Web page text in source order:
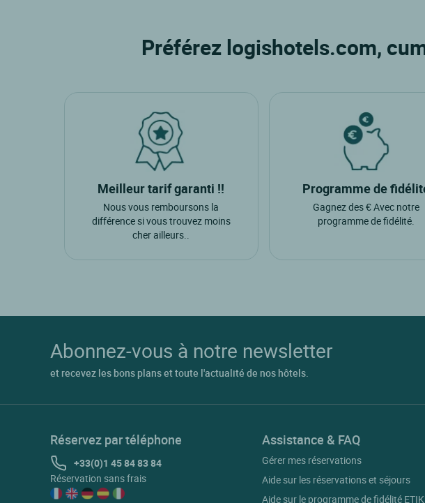
Préférez logishotels.com,
Meilleur tarif garanti !!
Nous vous remboursons la
différence si vous trouvez moins
cher ailleurs..
Programme de
Gagnez des € Avec notre
programme de fidélité.
Abonnez-vous à notre newsletter
et recevez les bons plans et toute l'actualité de nos hôtels.
Réservez par téléphone
+33(0)1 45 84 83 84
Réservation sans frais
Assistance & FAQ
Gérer mes réservations
Aide sur les réservations et séjours
Aide sur le programme de fidélité ETIK